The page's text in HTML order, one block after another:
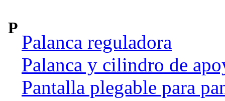
P
Palanca reguladora
Palanca y cilindro de
Pantalla plegable para